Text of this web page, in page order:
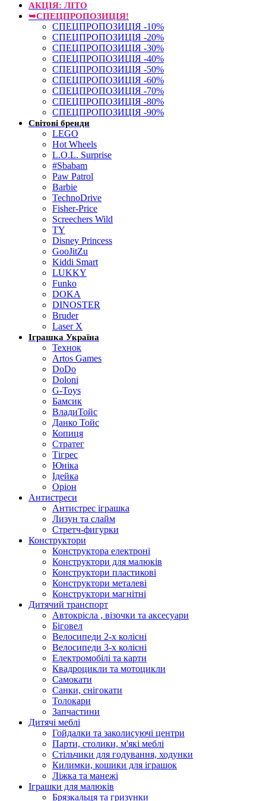
АКЦІЯ: ЛІТО
➥СПЕЦПРОПОЗИЦІЯ!
СПЕЦПРОПОЗИЦІЯ -10%
СПЕЦПРОПОЗИЦІЯ -20%
СПЕЦПРОПОЗИЦІЯ -30%
СПЕЦПРОПОЗИЦІЯ -40%
СПЕЦПРОПОЗИЦІЯ -50%
СПЕЦПРОПОЗИЦІЯ -60%
СПЕЦПРОПОЗИЦІЯ -70%
СПЕЦПРОПОЗИЦІЯ -80%
СПЕЦПРОПОЗИЦІЯ -90%
Світові бренди
LEGO
Hot Wheels
L.O.L. Surprise
#Sbabam
Paw Patrol
Barbie
TechnoDrive
Fisher-Price
Screechers Wild
TY
Disney Princess
GooJitZu
Kiddi Smart
LUKKY
Funko
DOKA
DINOSTER
Bruder
Laser X
Іграшка Україна
Технок
Artos Games
DoDo
Doloni
G-Toys
Бамсик
ВладиТойс
Данко Тойс
Копиця
Стратег
Тігрес
Юніка
Ідейка
Оріон
Антистреси
Антистрес іграшка
Лизун та слайм
Стретч-фигурки
Конструктори
Конструктора електроні
Конструктори для малюків
Конструктори пластикові
Конструктори металеві
Конструктори магнітні
Дитячий транспорт
Автокрісла , візочки та аксесуари
Біговел
Велосипеди 2-х колісні
Велосипеди 3-х колісні
Електромобілі та карти
Квадроцикли та мотоцикли
Самокати
Санки, снігокати
Толокари
Запчастини
Дитячі меблі
Гойдалки та заколисуючі центри
Парти, столики, м'які меблі
Стільчики для годування, ходунки
Килимки, кошики для іграшок
Ліжка та манежі
Іграшки для малюків
Брязкальця та гризунки